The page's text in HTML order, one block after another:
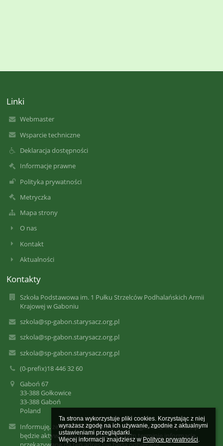
Ta strona wykorzystuje pliki cookies. Korzystając z niej
wyrażasz zgodę na ich używanie, zgodnie z aktualnymi
ustawieniami przeglądarki.
Więcej informacji znajdziesz w Polityce prywatności.
Linki
Webmaster
Wsparcie techniczne
Deklaracja dostępności
Informacje prawne
Polityka prywatności
Metryczka
Mapa strony
O nas
Kontakt
Aktualności
Kontakty
Szkoła Podstawowa im. 1 Pułku Strzelców Podhalańskich Armii
Krajowej w Gaboniu
szkola@sp-gabon.starysacz.org.pl
szkola@sp-gabon.starysacz.org.pl
szkola@sp-gabon.starysacz.org.pl
(0-prefix)18 446 32 60
Gaboń 67
33-388 Gołkowice
33-388 Gaboń
Poland
Informuję, że poprzedni adres e-mail sp_gabon@stary.sacz.pl
będzie aktywny do 31.12.2024 r. Po tym terminie informacje